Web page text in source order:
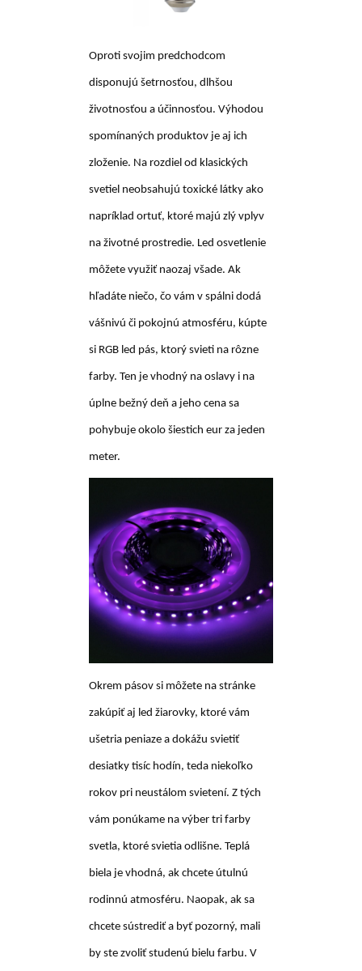
Oproti svojim predchodcom
disponujú šetrnosťou, dlhšou
životnosťou a účinnosťou. Výhodou
spomínaných produktov je aj ich
zloženie. Na rozdiel od klasických
svetiel neobsahujú toxické látky ako
napríklad ortuť, ktoré majú zlý vplyv
na životné prostredie. Led osvetlenie
môžete využiť naozaj všade. Ak
hľadáte niečo, čo vám v spálni dodá
vášnivú či pokojnú atmosféru, kúpte
si RGB led pás, ktorý svieti na rôzne
farby. Ten je vhodný na oslavy i na
úplne bežný deň a jeho cena sa
pohybuje okolo šiestich eur za jeden
meter.
Okrem pásov si môžete na stránke
zakúpiť aj led žiarovky, ktoré vám
ušetria peniaze a dokážu svietiť
desiatky tisíc hodín, teda niekoľko
rokov pri neustálom svietení. Z tých
vám ponúkame na výber tri farby
svetla, ktoré svietia odlišne. Teplá
biela je vhodná, ak chcete útulnú
rodinnú atmosféru. Naopak, ak sa
chcete sústrediť a byť pozorný, mali
by ste zvoliť studenú bielu farbu. V